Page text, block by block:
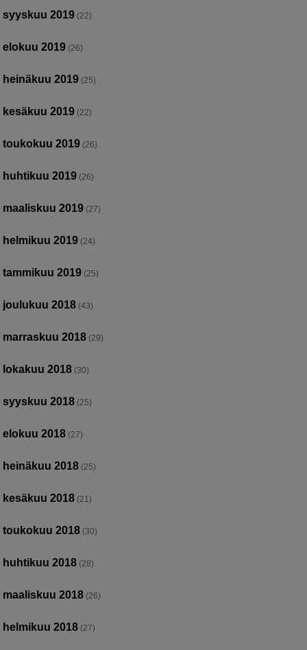
syyskuu 2019 (22)
elokuu 2019 (26)
heinäkuu 2019 (25)
kesäkuu 2019 (22)
toukokuu 2019 (26)
huhtikuu 2019 (26)
maaliskuu 2019 (27)
helmikuu 2019 (24)
tammikuu 2019 (25)
joulukuu 2018 (43)
marraskuu 2018 (29)
lokakuu 2018 (30)
syyskuu 2018 (25)
elokuu 2018 (27)
heinäkuu 2018 (25)
kesäkuu 2018 (21)
toukokuu 2018 (30)
huhtikuu 2018 (28)
maaliskuu 2018 (26)
helmikuu 2018 (27)